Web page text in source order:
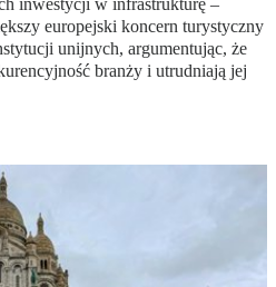
inwestycji w infrastrukturę –
europejski koncern turystyczny
unijnych, argumentując, że
branży i utrudniają jej